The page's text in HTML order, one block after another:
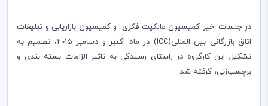
در جلسات اخیر کمیسیون مالکیت فکری و کمیسیون بازاریابی و تبلیغات
اتاق بازرگانی بین المللی(‌ICC
)‌ در ماه اکتبر و دسامبر 2015‌‌، تصمیم به
تشکیل این کارگروه در راستای رسیدگی به تاثیر الزامات بسته بندی و
برچسب‌زنی، گرفته شد.